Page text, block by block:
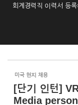
회계경력직 이력서 등
미국 현지 채용
[단기 인턴]
Media